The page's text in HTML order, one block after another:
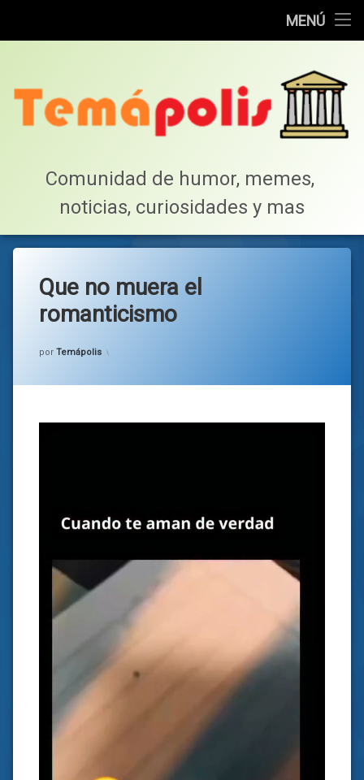
MENÚ
Lista de Megapost
Tabla de puntos
Comunidad de humor, memes,
noticias, curiosidades y mas
Que no muera el
romanticismo
por Temápolis